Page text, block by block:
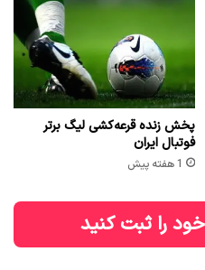
پخش زنده قرعه‌کشی لیگ برتر
فوتبال ایران
1 هفته پیش
را ثبت کنید